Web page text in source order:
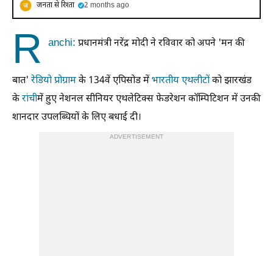
जनता से रिश्ता 2 months ago
R anchi: प्रधानमंत्री नरेंद्र मोदी ने रविवार को अपने 'मन की
बात' रेडियो प्रोग्रामके 134वें एपिसोड मेंभारतीय एथलीटोंको झारखंड
केरांचीमें हुए नेशनल सीनियर एथलेटिक्स फेडरेशन कॉम्पिटिशन में उनकी
शानदार उपलब्धियों के लिए बधाई दी।
ADVERTISEMENT